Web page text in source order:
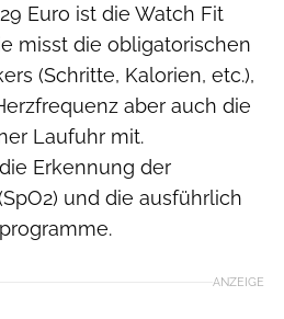
Euro ist die Watch Fit
misst die obligatorischen
(Schritte, Kalorien, etc.),
aber auch die
Laufuhr mit.
Erkennung der
und die ausführlich
ANZEIGE